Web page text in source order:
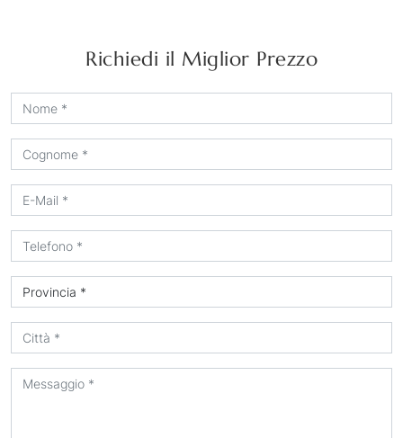
Richiedi il Miglior Prezzo